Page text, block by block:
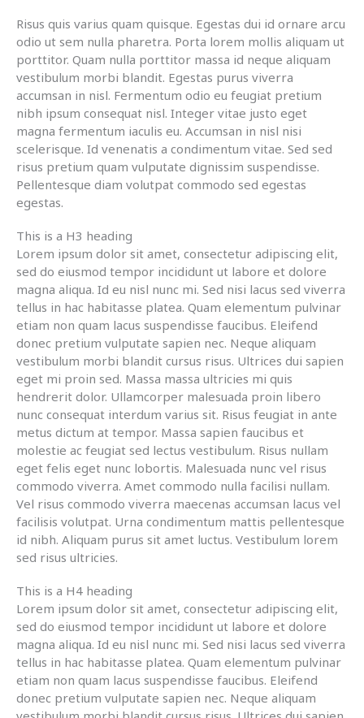
Risus quis varius quam quisque. Egestas dui id ornare arcu
odio ut sem nulla pharetra. Porta lorem mollis aliquam ut
porttitor. Quam nulla porttitor massa id neque aliquam
vestibulum morbi blandit. Egestas purus viverra
accumsan in nisl. Fermentum odio eu feugiat pretium
nibh ipsum consequat nisl. Integer vitae justo eget
magna fermentum iaculis eu. Accumsan in nisl nisi
scelerisque. Id venenatis a condimentum vitae. Sed sed
risus pretium quam vulputate dignissim suspendisse.
Pellentesque diam volutpat commodo sed egestas
egestas.
This is a H3 heading
Lorem ipsum dolor sit amet, consectetur adipiscing elit,
sed do eiusmod tempor incididunt ut labore et dolore
magna aliqua. Id eu nisl nunc mi. Sed nisi lacus sed viverra
tellus in hac habitasse platea. Quam elementum pulvinar
etiam non quam lacus suspendisse faucibus. Eleifend
donec pretium vulputate sapien nec. Neque aliquam
vestibulum morbi blandit cursus risus. Ultrices dui sapien
eget mi proin sed. Massa massa ultricies mi quis
hendrerit dolor. Ullamcorper malesuada proin libero
nunc consequat interdum varius sit. Risus feugiat in ante
metus dictum at tempor. Massa sapien faucibus et
molestie ac feugiat sed lectus vestibulum. Risus nullam
eget felis eget nunc lobortis. Malesuada nunc vel risus
commodo viverra. Amet commodo nulla facilisi nullam.
Vel risus commodo viverra maecenas accumsan lacus vel
facilisis volutpat. Urna condimentum mattis pellentesque
id nibh. Aliquam purus sit amet luctus. Vestibulum lorem
sed risus ultricies.
This is a H4 heading
Lorem ipsum dolor sit amet, consectetur adipiscing elit,
sed do eiusmod tempor incididunt ut labore et dolore
magna aliqua. Id eu nisl nunc mi. Sed nisi lacus sed viverra
tellus in hac habitasse platea. Quam elementum pulvinar
etiam non quam lacus suspendisse faucibus. Eleifend
donec pretium vulputate sapien nec. Neque aliquam